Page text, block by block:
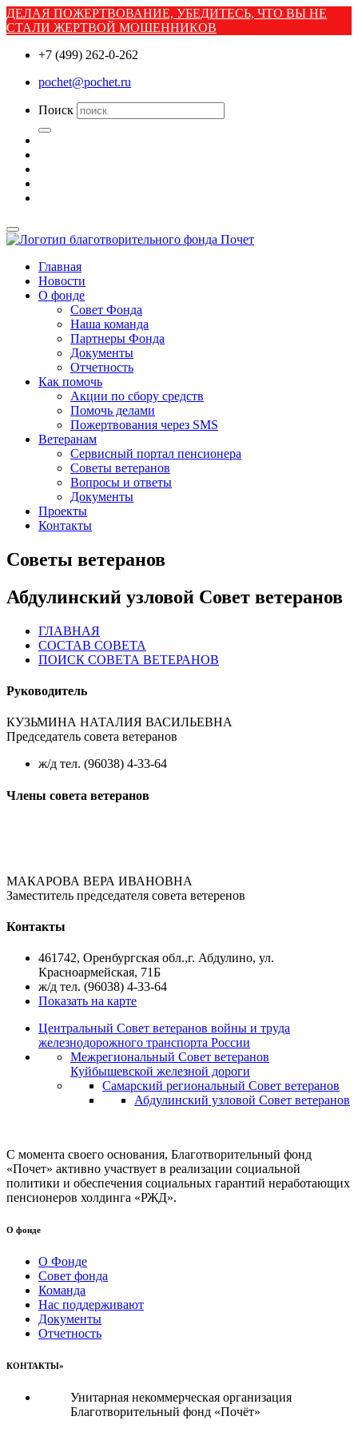
ДЕЛАЯ ПОЖЕРТВОВАНИЕ, УБЕДИТЕСЬ, ЧТО ВЫ НЕ
СТАЛИ ЖЕРТВОЙ МОШЕННИКОВ
+7 (499) 262-0-262
pochet@pochet.ru
Поиск
Главная
Новости
О фонде
Совет Фонда
Наша команда
Партнеры Фонда
Документы
Отчетность
Как помочь
Акции по сбору средств
Помочь делами
Пожертвования через SMS
Ветеранам
Сервисный портал пенсионера
Советы ветеранов
Вопросы и ответы
Документы
Проекты
Контакты
Советы ветеранов
Абдулинский узловой Совет ветеранов
ГЛАВНАЯ
СОСТАВ СОВЕТА
ПОИСК СОВЕТА ВЕТЕРАНОВ
Руководитель
КУЗЬМИНА НАТАЛИЯ ВАСИЛЬЕВНА
Председатель совета ветеранов
ж/д тел. (96038) 4-33-64
Члены совета ветеранов
МАКАРОВА ВЕРА ИВАНОВНА
Заместитель председателя совета ветеренов
Контакты
461742, Оренбургская обл.,г. Абдулино, ул.
Красноармейская, 71Б
ж/д тел. (96038) 4-33-64
Показать на карте
Центральный Совет ветеранов войны и труда
железнодорожного транспорта России
Межрегиональный Совет ветеранов
Куйбышевской железной дороги
Самарский региональный Совет ветеранов
Абдулинский узловой Совет ветеранов
С момента своего основания, Благотворительный фонд
«Почет» активно участвует в реализации социальной
политики и обеспечения социальных гарантий неработающих
пенсионеров холдинга «РЖД».
О фонде
О Фонде
Совет фонда
Команда
Нас поддерживают
Документы
Отчетность
КОНТАКТЫ»
Унитарная некоммерческая организация
Благотворительный фонд «Почёт»